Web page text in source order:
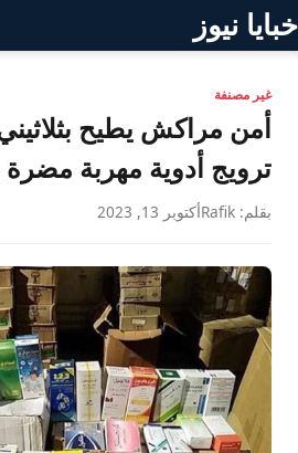
خبايا نيوز
غير مصنفة
أمن مراكش يطيح
ترويج أدوية مهربة
بقلم: Rafik أكتوبر 13, 2023